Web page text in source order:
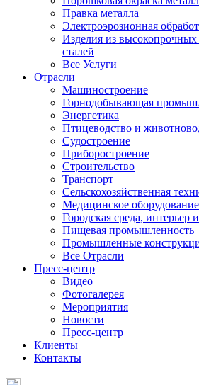
Правка металла
Электроэрозионная
Изделия из
сталей
Все Услуги
Отрасли
Машиностроение
Горнодобывающая
Энергетика
Птицеводство и
Судостроение
Приборостроение
Строительство
Транспорт
Сельскохозяйственная
Медицинское оборудование
Городская среда, интерьер
Пищевая промышленность
Промышленные
Все Отрасли
Пресс-центр
Видео
Фотогалерея
Мероприятия
Новости
Пресс-центр
Клиенты
Контакты